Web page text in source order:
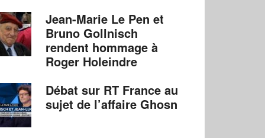
Jean-Marie Le Pen et
Bruno Gollnisch
rendent hommage à
Roger Holeindre
Débat sur RT France au
sujet de l’affaire Ghosn